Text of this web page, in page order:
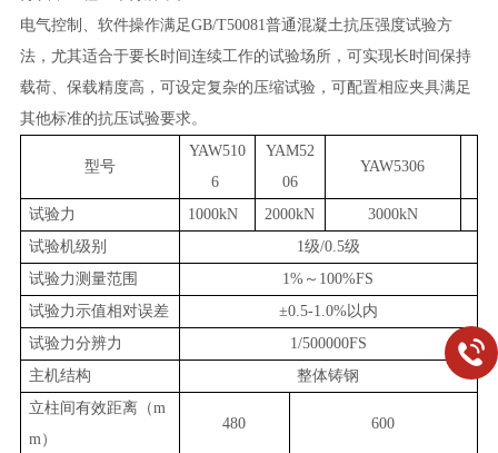
电气控制、软件操作满足GB/T50081普通混凝土抗压强度试验方
法，尤其适合于要长时间连续工作的试验场所，可实现长时间保持
载荷、保载精度高，可设定复杂的压缩试验，可配置相应夹具满足
其他标准的抗压试验要求。
型号
YAW510
6
YAM52
06
YAW5306
试验力 1000kN 2000kN
3000kN
试验机级别
1级/0.5级
试验力测量范围
1%～100%FS
试验力示值相对误差
±0.5-1.0%以内
试验力分辨力
1/500000FS
主机结构
整体铸钢
立柱间有效距离（m
m）
480 600